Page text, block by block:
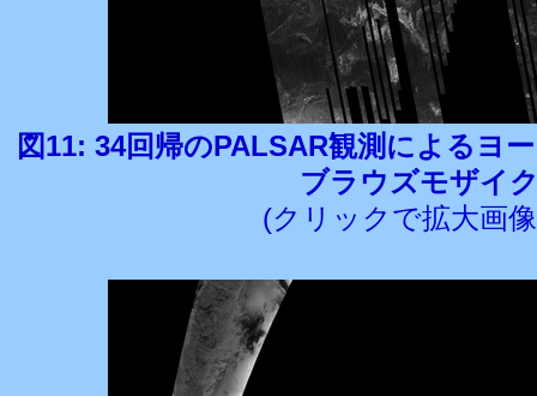
図11: 34回帰のPALSAR観測によるヨ
ブラウズモザイ
(クリックで拡大画